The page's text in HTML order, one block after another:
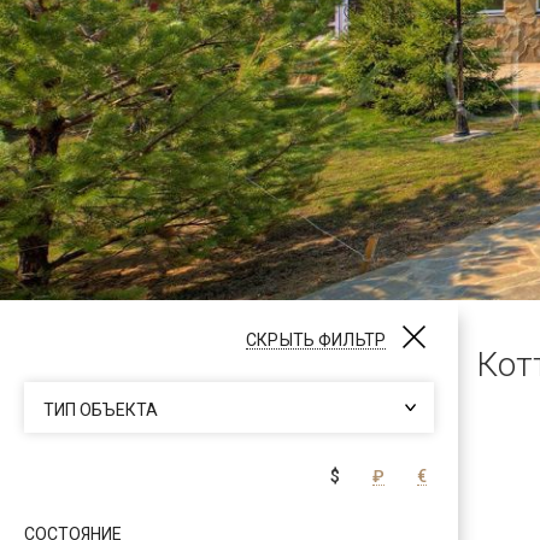
СКРЫТЬ ФИЛЬТР
ТИП ОБЪЕКТА
$ ₽ €
СОСТОЯНИЕ